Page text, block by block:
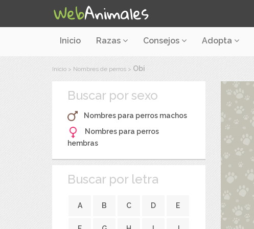
Inicio Razas Consejos Adopta
Inicio > Nombres de perros > Obi
Buscar por sexo
Nombres para perros machos
Nombres para perros
hembras
Buscar por letra
A B C D E